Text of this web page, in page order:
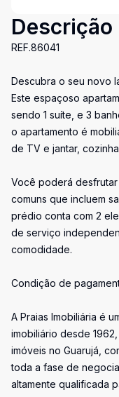
Descrição
REF.86041
Descubra o seu novo
Este espaçoso
sendo 1 suíte, e 3
o apartamento é
de TV e jantar,
Você poderá
comuns que incluem
prédio conta com 2
de serviço
comodidade.
Condição de
A Praias Imobiliária é
imobiliário desde
imóveis no Guarujá,
toda a fase de
altamente qualificada